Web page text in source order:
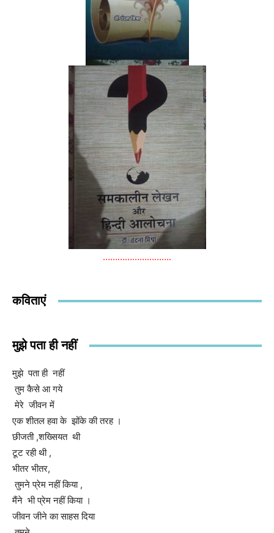
……………………….
कविताएं
मुझे पता ही नहीं
मुझे पता ही नहीं
तुम कैसे आ गये
मेरे जीवन में
एक शीतल हवा के झोंके की तरह ।
छीजती ,शख्सियत थी
टूट रही थी ,
भीतर भीतर,
तुमने प्रेम नहीं किया ,
मैंने भी प्रेम नहीं किया ।
जीवन जीने का साहस दिया